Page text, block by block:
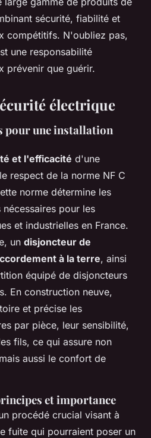
sécurité, fiabilité et
compétitifs. N'oubliez pas,
une responsabilité
prévenir que guérir.
électrique
pour une installation
et l'efficacité d'une
respect de la norme NF C
norme détermine les
pour les
et industrielles en France.
un disjoncteur de
à la terre, ainsi
équipé de disjoncteurs
En construction neuve,
et précise les
par pièce, leur sensibilité,
fils, ce qui assure non
aussi le confort de
et importance
procédé crucial visant à
fuite qui pourraient poser un